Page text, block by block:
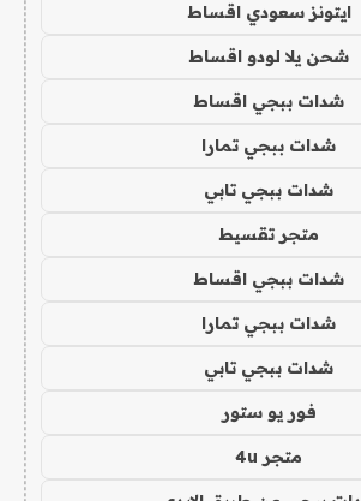
ايتونز سعودي اقساط
شحن يلا لودو اقساط
شدات ببجي اقساط
شدات ببجي تمارا
شدات ببجي تابي
متجر تقسيط
شدات ببجي اقساط
شدات ببجي تمارا
شدات ببجي تابي
فور يو ستور
متجر 4u